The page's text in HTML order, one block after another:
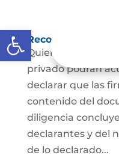
Abrir barra de
Reconocimiento
Quienes hayan
privado podrán
declarar que las
contenido del
diligencia
declarantes y del
de lo declarado...